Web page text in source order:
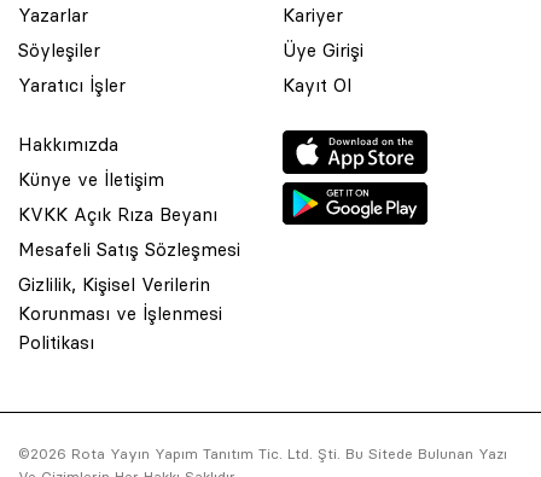
Yazarlar
Söyleşiler
Yaratıcı İşler
Kariyer
Üye Girişi
Kayıt Ol
Hakkımızda
Künye ve İletişim
KVKK Açık Rıza Beyanı
Mesafeli Satış Sözleşmesi
Gizlilik, Kişisel Verilerin
Korunması ve İşlenmesi
Politikası
©2026 Rota Yayın Yapım Tanıtım Tic. Ltd. Şti. Bu Sitede Bulunan Yazı
© 2001 Rota Yayın Yapım Tanıtım Tic. Ltd. Şti. Bu Sitede Bulunan
Asquared WordPress Agencytarafından tasarlanmış ve